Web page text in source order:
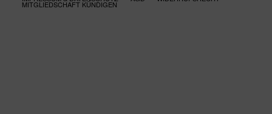
MITGLIEDSCHAFT KÜNDIGEN